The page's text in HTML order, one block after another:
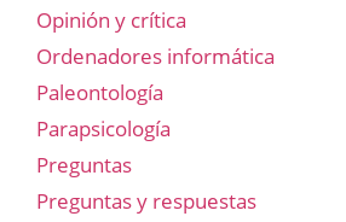
Opinión y crítica
Ordenadores informática
Paleontología
Parapsicología
Preguntas
Preguntas y respuestas